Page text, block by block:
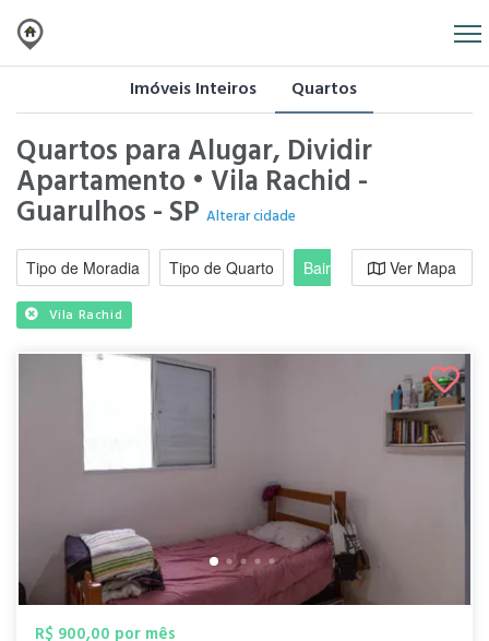
Imóveis Inteiros Quartos
Quartos para Alugar, Dividir
Apartamento • Vila Rachid -
Guarulhos - SP Alterar cidade
Tipo de Moradia Tipo de Quarto Bairro / RegiãoVer Mapa
Vila Rachid
R$ 900,00 por mês